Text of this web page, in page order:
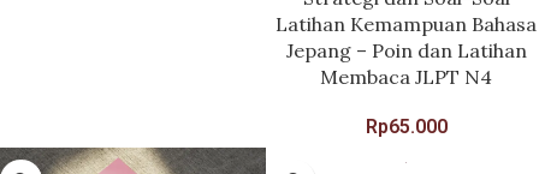
Latihan Kemampuan Bahasa
Jepang – Poin dan Latihan
Membaca JLPT N4
Rp65.000